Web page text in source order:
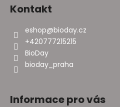
Kontakt
eshop@bioday.cz
+420777215215
BioDay
bioday_praha
Informace pro vás